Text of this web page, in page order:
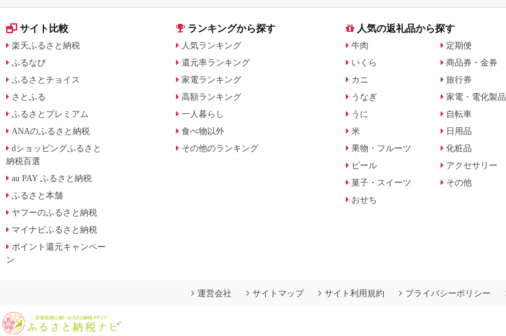
サイト比較
楽天ふるさと納税
ふるなび
ふるさとチョイス
さとふる
ふるさとプレミアム
ANAのふるさと納税
dショッピングふるさと
納税百選
au PAY ふるさと納税
ふるさと本舗
ヤフーのふるさと納税
マイナビふるさと納税
ポイント還元キャンペー
ン
ランキングから探す
人気ランキング
還元率ランキング
家電ランキング
高額ランキング
一人暮らし
食べ物以外
その他のランキング
人気の返礼品から探す
牛肉
いくら
カニ
うなぎ
うに
米
果物・フルーツ
ビール
菓子・スイーツ
おせち
定期便
商品券・金券
旅行券
家電・電化製品
自転車
日用品
化粧品
アクセサリー
その他
運営会社 サイトマップ サイト利用規約 プライバシーポリシー